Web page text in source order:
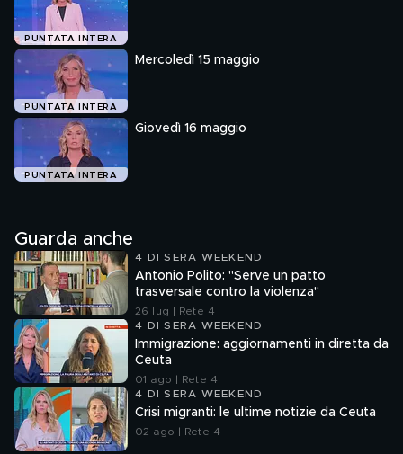
PUNTATA INTERA
PUNTATA INTERA
Mercoledì 15 maggio
PUNTATA INTERA
Giovedì 16 maggio
Guarda anche
4 DI SERA WEEKEND
Antonio Polito: "Serve un patto
trasversale contro la violenza"
26 lug | Rete 4
4 DI SERA WEEKEND
Immigrazione: aggiornamenti in diretta da
Ceuta
01 ago | Rete 4
4 DI SERA WEEKEND
Crisi migranti: le ultime notizie da Ceuta
02 ago | Rete 4